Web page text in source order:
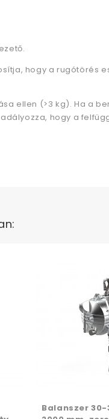
hogy a rugótörés
ellen (>3 kg). Ha a
hogy a
Balanszer 30-